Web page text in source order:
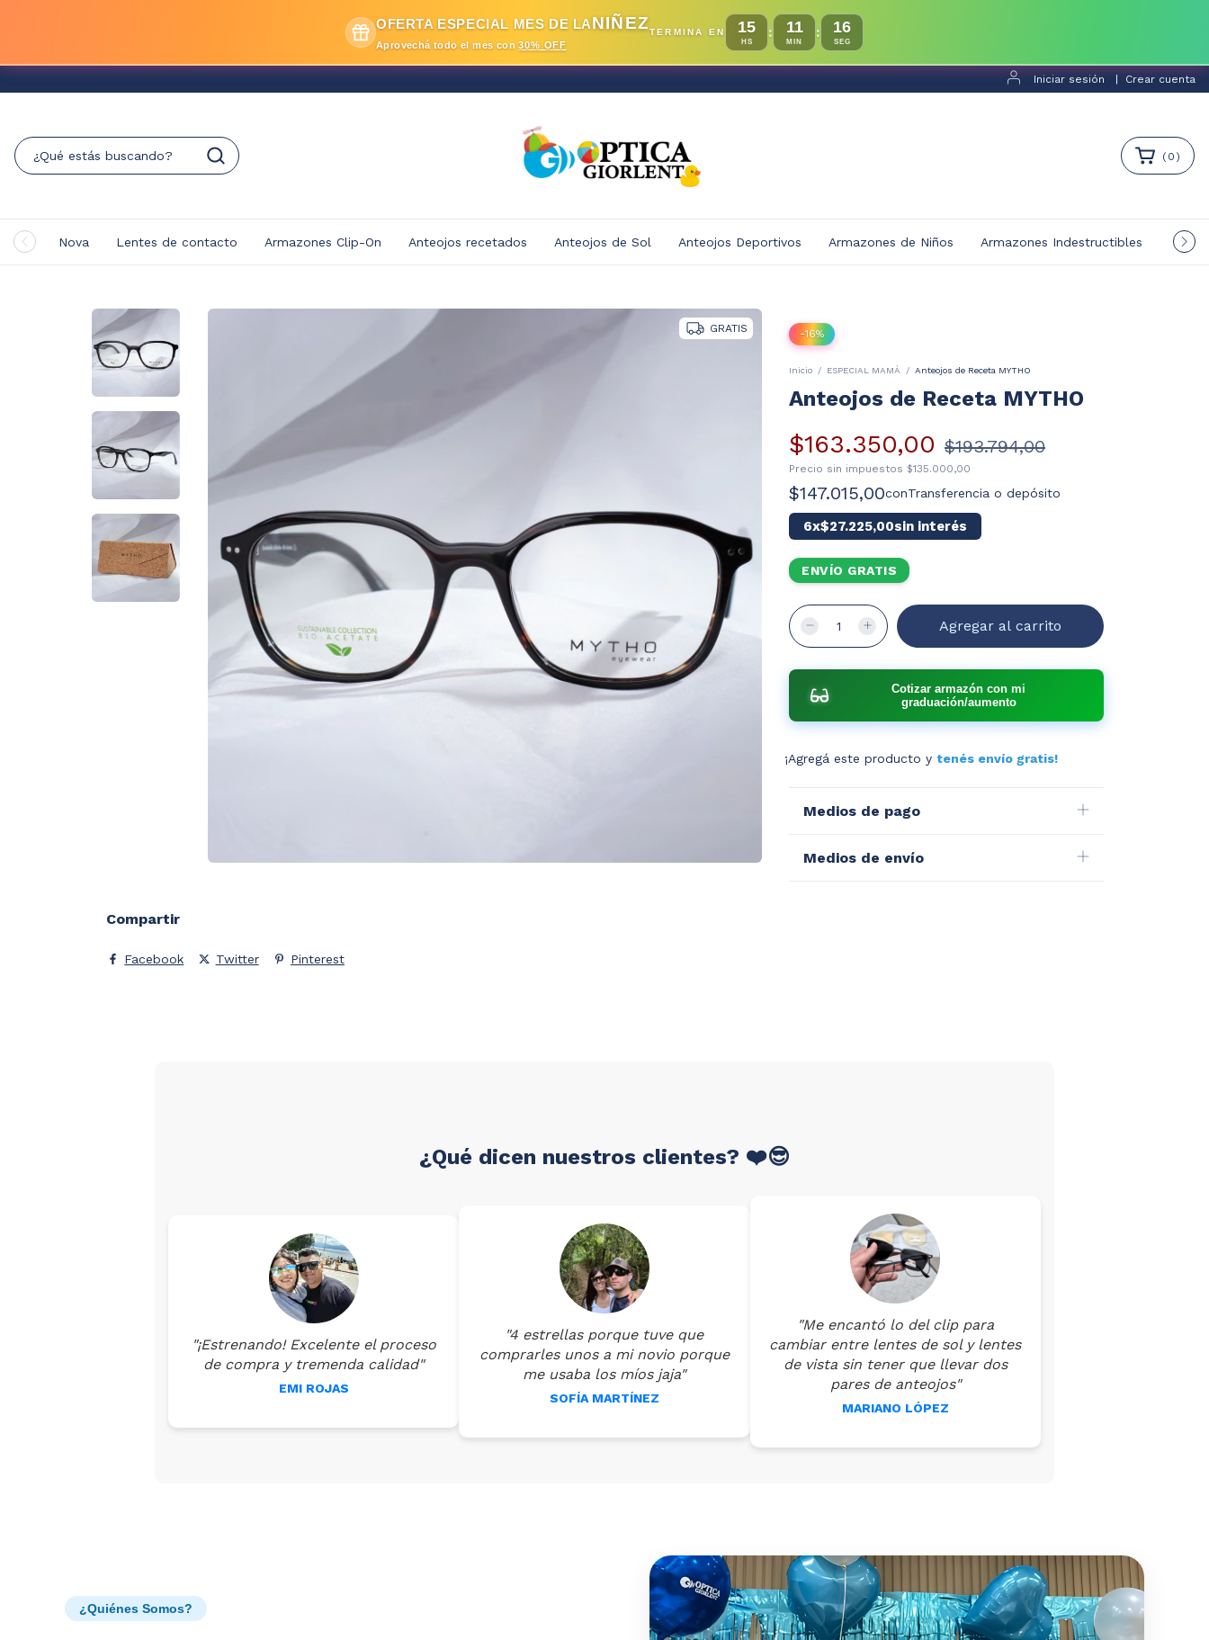
OFERTA ESPECIAL MES DE LANIÑEZ
Aprovechá todo el mes con30% OFF
TERMINA EN 15
HS
: 11
MIN
: 14
SEG
Iniciar sesión Crear cuenta
( 0 )
Nova Lentes de contacto Armazones Clip-On Anteojos recetados Anteojos de Sol Anteojos Deportivos Armazones de Niños Armazones Indestructibles
GRATIS -16%
Inicio / ESPECIAL MAMÁ / Anteojos de Receta MYTHO
Anteojos de Receta MYTHO
$163.350,00 $193.794,00
Precio sin impuestos $135.000,00
$147.015,00conTransferencia o depósito
6x$27.225,00sin interés
ENVÍO GRATIS
Cotizar armazón con mi
graduación/aumento
¡Agregá este producto y tenés envío gratis!
Medios de pago
Medios de envío
Compartir
Facebook Twitter Pinterest
¿Qué dicen nuestros clientes? ❤️😎
"¡Estrenando! Excelente el proceso
de compra y tremenda calidad"
EMI ROJAS
"4 estrellas porque tuve que
comprarles unos a mi novio porque
me usaba los míos jaja"
SOFÍA MARTÍNEZ
"Me encantó lo del clip para
cambiar entre lentes de sol y lentes
de vista sin tener que llevar dos
pares de anteojos"
MARIANO LÓPEZ
¿Quiénes Somos?